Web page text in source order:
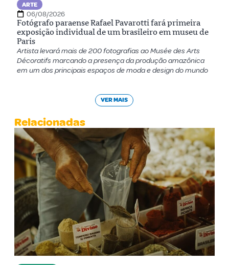
ARTE
06/08/2026
Fotógrafo paraense Rafael Pavarotti fará primeira
exposição individual de um brasileiro em museu de
Paris
Artista levará mais de 200 fotografias ao Musée des Arts
Décoratifs marcando a presença da produção amazônica
em um dos principais espaços de moda e design do mundo
VER MAIS
Relacionadas